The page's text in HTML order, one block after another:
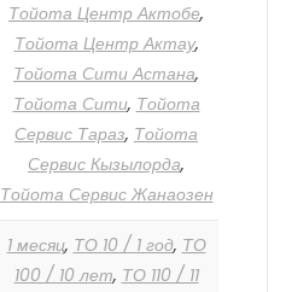
Тойота Центр Актобе,
Тойота Центр Актау,
Тойота Сити Астана,
Тойота Сити, Тойота
Сервис Тараз, Тойота
Сервис Кызылорда,
Тойота Сервис Жанаозен
1 месяц, ТО 10 / 1 год, ТО
100 / 10 лет, ТО 110 / 11